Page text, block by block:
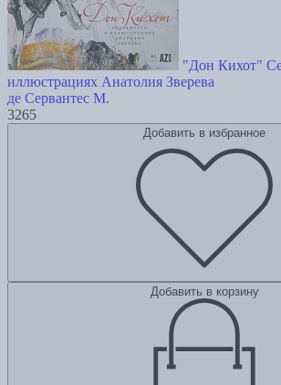
"Дон Кихот"
иллюстрациях Анатолия Зверева
де Сервантес М.
3265
Добавить в избранное
Добавить в корзину